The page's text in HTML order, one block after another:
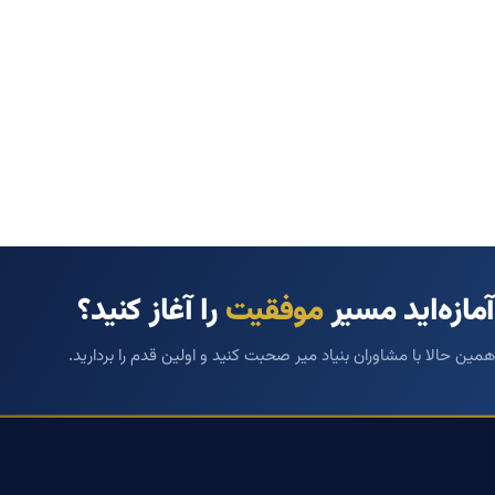
آمازه‌اید مسیرموفقیترا آغاز کنید؟
همین حالا با مشاوران بنیاد میر صحبت کنید و اولین قدم را بردارید.